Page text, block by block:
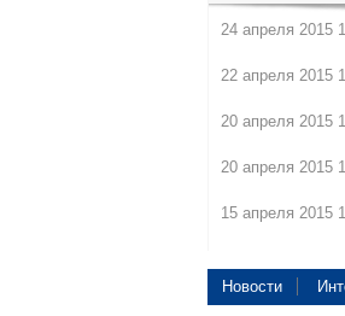
24 апреля 2015
22 апреля 2015
20 апреля 2015
20 апреля 2015
15 апреля 2015
Новости